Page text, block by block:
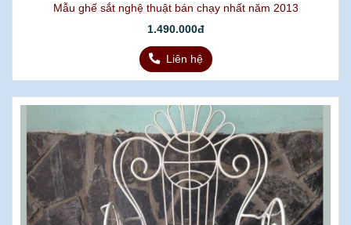
Mẫu ghế sắt nghệ thuật bán chạy nhất năm 2013
1.490.000đ
Liên hệ